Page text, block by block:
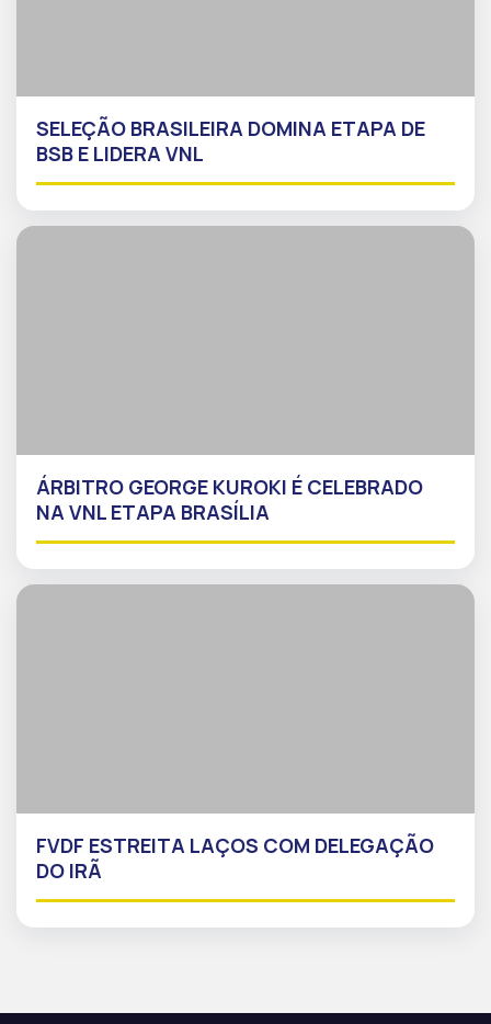
SELEÇÃO BRASILEIRA DOMINA ETAPA DE
BSB E LIDERA VNL
ÁRBITRO GEORGE KUROKI É CELEBRADO
NA VNL ETAPA BRASÍLIA
FVDF ESTREITA LAÇOS COM DELEGAÇÃO
DO IRÃ